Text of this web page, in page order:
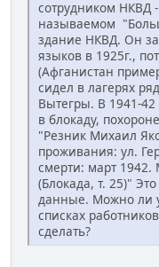
сотрудником НКВД -
называемом
здание НКВД. Он
языков в 1925г.,
(Афганистан
сидел в лагерях
Вытегры. В 1941-
в блокаду,
"Резник Михаил
проживания: ул.
смерти: март 1942.
(Блокада, т. 25)"
данные. Можно ли
списках
сделать?